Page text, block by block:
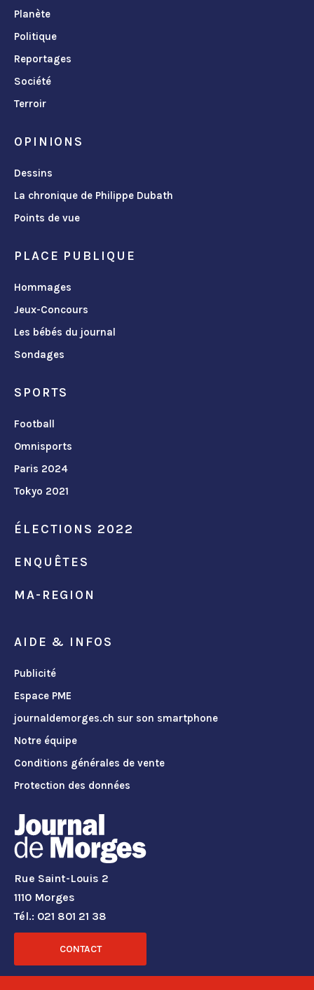
Planète
Politique
Reportages
Société
Terroir
OPINIONS
Dessins
La chronique de Philippe Dubath
Points de vue
PLACE PUBLIQUE
Hommages
Jeux-Concours
Les bébés du journal
Sondages
SPORTS
Football
Omnisports
Paris 2024
Tokyo 2021
ÉLECTIONS 2022
ENQUÊTES
MA-REGION
AIDE & INFOS
Publicité
Espace PME
journaldemorges.ch sur son smartphone
Notre équipe
Conditions générales de vente
Protection des données
Rue Saint-Louis 2
1110 Morges
Tél.: 021 801 21 38
CONTACT